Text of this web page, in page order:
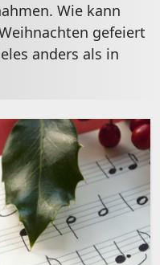
Wie kann
gefeiert
anders als in